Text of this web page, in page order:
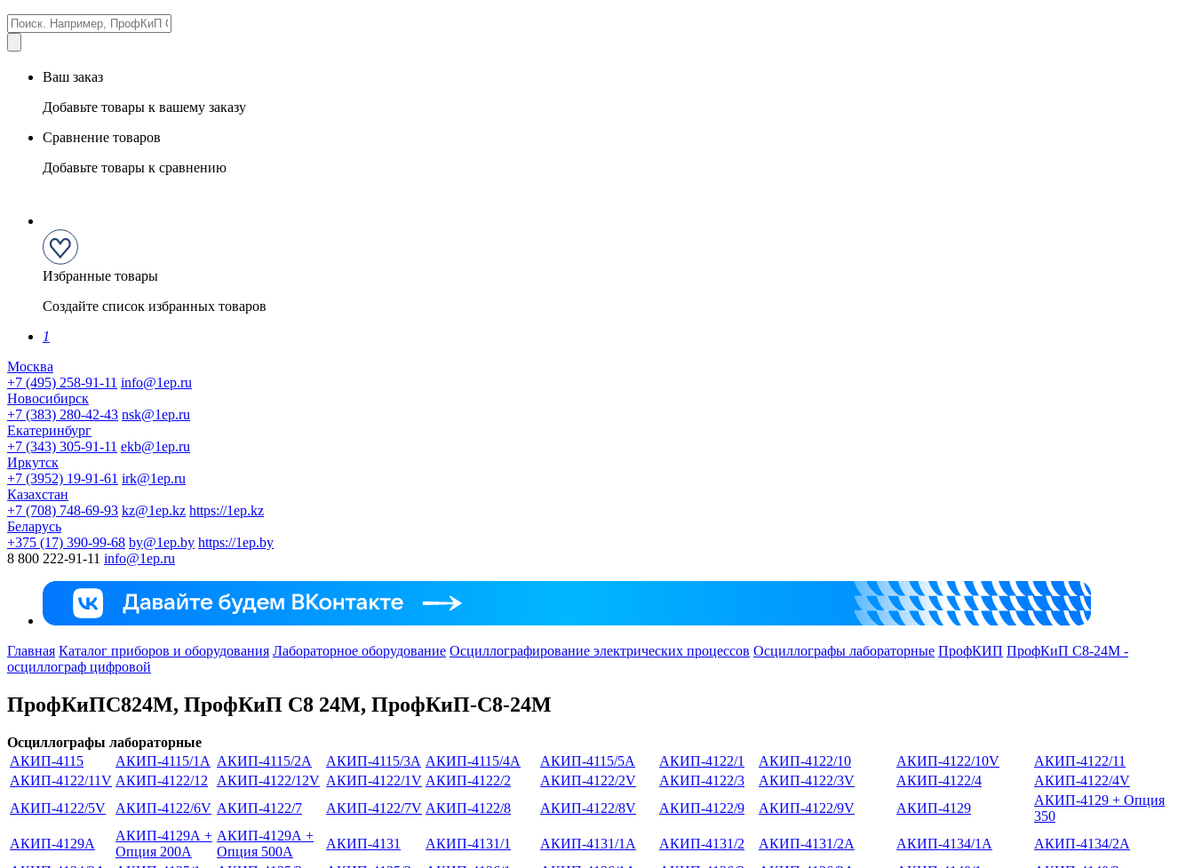
Ваш заказ
Добавьте товары к вашему заказу
Сравнение товаров
Добавьте товары к сравнению
Избранные товары
Создайте список избранных товаров
1
Москва
+7 (495) 258-91-11 info@1ep.ru
Новосибирск
+7 (383) 280-42-43 nsk@1ep.ru
Екатеринбург
+7 (343) 305-91-11 ekb@1ep.ru
Иркутск
+7 (3952) 19-91-61 irk@1ep.ru
Казахстан
+7 (708) 748-69-93 kz@1ep.kz https://1ep.kz
Беларусь
+375 (17) 390-99-68 by@1ep.by https://1ep.by
8 800 222-91-11 info@1ep.ru
Главная Каталог приборов и оборудования Лабораторное оборудование Осциллографирование электрических процессов Осциллографы лабораторные ПрофКИП ПрофКиП С8-24М -
осциллограф цифровой
ПрофКиПС824М, ПрофКиП С8 24М, ПрофКиП-С8-24М
Осциллографы лабораторные
АКИП-4115
АКИП-4115/1А АКИП-4115/2А АКИП-4115/3А АКИП-4115/4А АКИП-4115/5А АКИП-4122/1 АКИП-4122/10 АКИП-4122/10V
АКИП-4122/11
АКИП-4122/11V АКИП-4122/12 АКИП-4122/12V АКИП-4122/1V АКИП-4122/2 АКИП-4122/2V АКИП-4122/3 АКИП-4122/3V АКИП-4122/4
АКИП-4122/4V
АКИП-4122/5V
АКИП-4122/6V АКИП-4122/7 АКИП-4122/7V АКИП-4122/8 АКИП-4122/8V АКИП-4122/9 АКИП-4122/9V АКИП-4129
АКИП-4129 + Опция
350
АКИП-4129А
АКИП-4129А +
Опция 200А
АКИП-4129А +
Опция 500А
АКИП-4131 АКИП-4131/1 АКИП-4131/1А АКИП-4131/2 АКИП-4131/2А АКИП-4134/1А
АКИП-4134/2А